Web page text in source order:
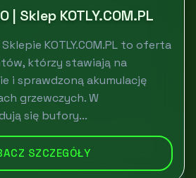
| Sklep KOTLY.COM.PL
KOTLY.COM.PL to oferta
którzy stawiają na
i sprawdzoną akumulację
grzewczych. W
się bufory...
SZCZEGÓŁY